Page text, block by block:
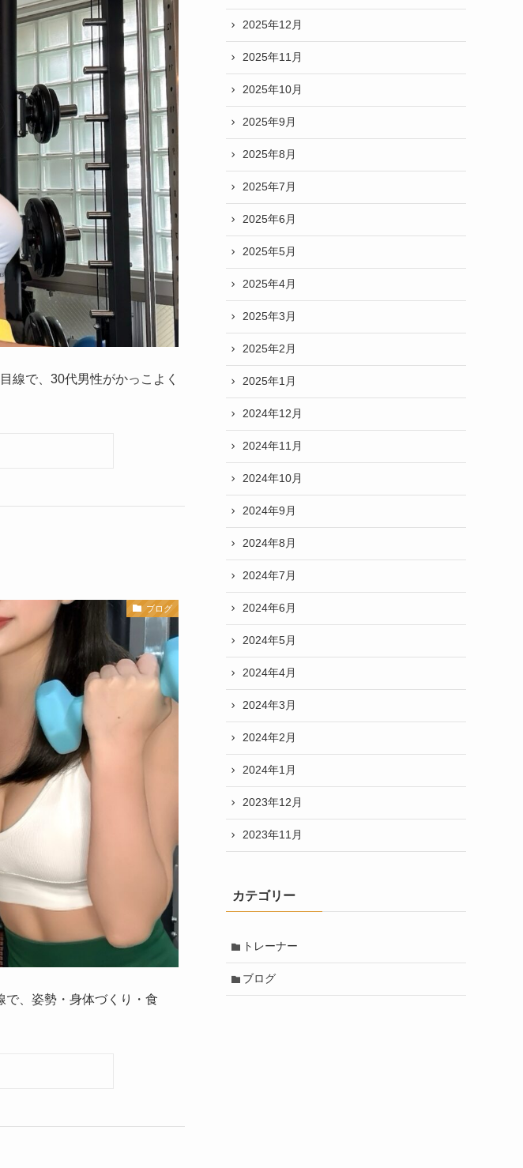
線で、30代男性がかっこよく
ブログ
で、姿勢・身体づくり・食
2025年12月
2025年11月
2025年10月
2025年9月
2025年8月
2025年7月
2025年6月
2025年5月
2025年4月
2025年3月
2025年2月
2025年1月
2024年12月
2024年11月
2024年10月
2024年9月
2024年8月
2024年7月
2024年6月
2024年5月
2024年4月
2024年3月
2024年2月
2024年1月
2023年12月
2023年11月
カテゴリー
トレーナー
ブログ